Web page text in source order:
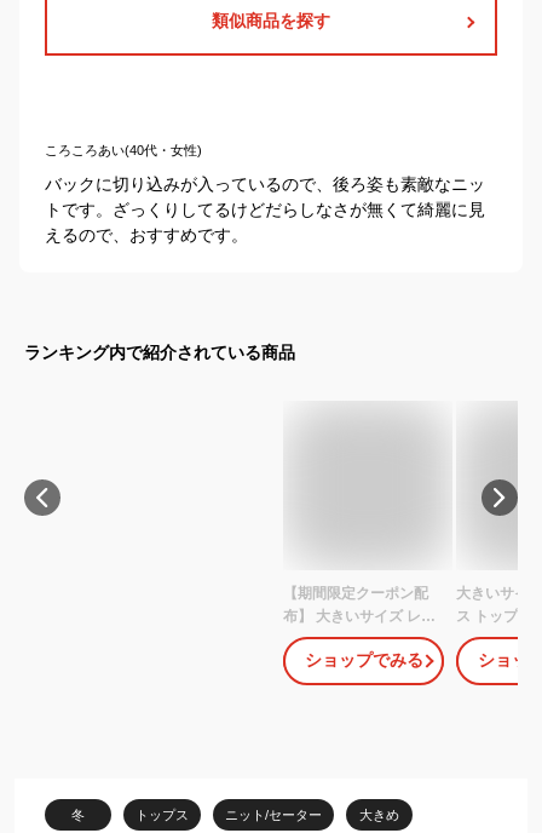
類似商品を探す
ころころあい(40代・女性)
バックに切り込みが入っているので、後ろ姿も素敵なニッ
トです。ざっくりしてるけどだらしなさが無くて綺麗に見
えるので、おすすめです。
ランキング内で紹介されている商品
【期間限定クーポン配
布】 大きいサイズ レデ
ィース アウター | ぽっち
ゃりさんの為の！ ニッ
トとカットのいいとこど
9L 10L ゆったり お腹 胸
周り 腰周り [431807] 春
ショップでみる
大きいサイ
ス トップス
お家で洗え
ャブル アク
ー ボリュー
ショッ
冬 トップス ニット/セーター 大きめ